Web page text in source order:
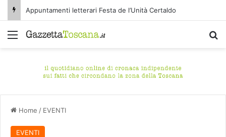
Appuntamenti letterari Festa de l’Unità Certaldo
Menu
Home / EVENTI
EVENTI